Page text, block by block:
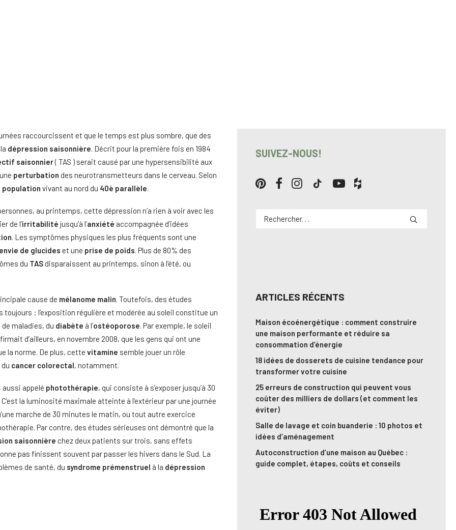
raccourcissent et que le temps est plus sombre, que des
dépression saisonnière. Décrit pour la première fois en 1984
saisonnier( TAS ) serait causé par une hypersensibilité aux
perturbation des neurotransmetteurs dans le cerveau. Selon
population vivant au nord du 40è parallèle.
au printemps, cette dépression n’a rien à voir avec les
de l’irritabilité jusqu’à l’anxiété accompagnée d’idées
. Les symptômes physiques les plus fréquents sont une
envie de glucides et une prise de poids. Plus de 80% des
du TAS disparaissent au printemps, sinon à l’été, ou
cause de mélanome malin. Toutefois, des études
: l’exposition régulière et modérée au soleil constitue un
maladies, du diabète à l’ostéoporose. Par exemple, le soleil
d’ailleurs, en novembre 2008, que les gens qui ont une
la norme. De plus, cette vitamine semble jouer un rôle
cancer colorectal, notamment.
, aussi appelé photothérapie, qui consiste à s’exposer jusqu’à 30
C’est la luminosité maximale atteinte à l’extérieur par une journée
marche de 30 minutes le matin, ou tout autre exercice
Par contre, des études sérieuses ont démontré que la
saisonnière chez deux patients sur trois, sans effets
pas finissent souvent par passer les hivers dans le Sud. La
de santé, du syndrome prémenstruel à la dépression
SUIVEZ-NOUS!
ARTICLES RÉCENTS
Maison écoénergétique : comment construire
une maison performante et réduire sa
consommation d’énergie
18 idées de dosserets de cuisine tendance pour
transformer votre cuisine
25 erreurs de construction qui peuvent vous
coûter des milliers de dollars (et comment les
éviter)
Salle de lavage et coin buanderie : 10 photos et
idées d’aménagement
Autoconstruction d’une maison au Québec :
guide complet, étapes, coûts et conseils